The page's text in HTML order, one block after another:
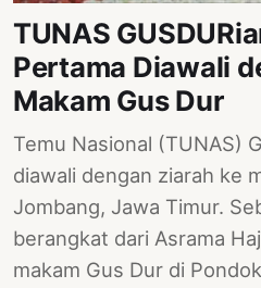
TUNAS
Pertama Diawali
Makam Gus Dur
Temu Nasional (TUNAS)
diawali dengan ziarah ke
Jombang, Jawa Timur.
berangkat dari Asrama
makam Gus Dur di